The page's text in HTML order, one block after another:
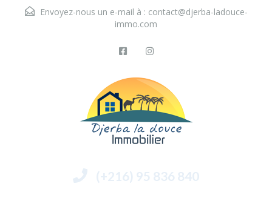
Envoyez-nous un e-mail à : contact@djerba-ladouce-
immo.com
(+216) 95 836 840